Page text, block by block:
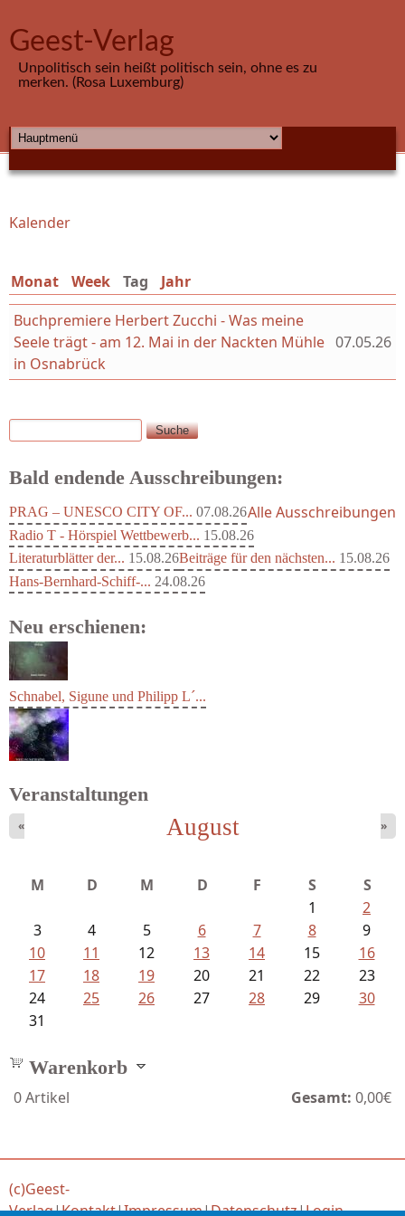
Geest-Verlag
Unpolitisch sein heißt politisch sein, ohne es zu
merken. (Rosa Luxemburg)
HAUPTMENÜ
Sie sind hier
Kalender
Monat Week Tag (aktiver Reiter)
Jahr
Buchpremiere Herbert Zucchi - Was meine
Seele trägt - am 12. Mai in der Nackten Mühle
in Osnabrück
07.05.26
Suchformular
Suche
Bald endende Ausschreibungen:
PRAG – UNESCO CITY OF... 07.08.26
Radio T - Hörspiel Wettbewerb... 15.08.26
Literaturblätter der... 15.08.26Beiträge für den nächsten... 15.08.26
Hans-Bernhard-Schiff-... 24.08.26
Alle Ausschreibungen
Neu erschienen:
Mayer König, Wolfgang - Dichtungen...
Schnabel, Sigune und Philipp L´...
Veranstaltungen
August
« »
M D M D F S
S
1
2
3
4 5 6 7 8
9
10
11 12 13 14 15
16
17
18 19 20 21 22
23
24
25 26 27 28 29
30
31
Warenkorb
0Artikel Gesamt: 0,00€
(c)Geest-
Verlag|Kontakt|Impressum|Datenschutz|Login